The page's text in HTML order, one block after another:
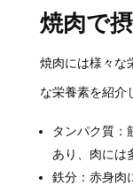
焼肉で
焼肉には様々な
な栄養素を紹介
タンパク質：
あり、肉には
鉄分：赤身肉